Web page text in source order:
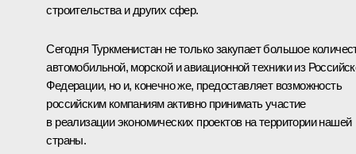
строительства и других сфер.
Сегодня Туркменистан не только закупает большое
автомобильной, морской и авиационной техники из
Федерации, но и, конечно же, предоставляет возможность
российским компаниям активно принимать участие
в реализации экономических проектов на территории нашей
страны.